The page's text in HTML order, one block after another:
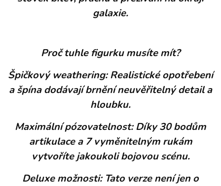
galaxie.
Proč tuhle figurku musíte mít?
Špičkový weathering: Realistické opotřebení
a špína dodávají brnění neuvěřitelný detail a
hloubku.
Maximální pózovatelnost: Díky 30 bodům
artikulace a 7 vyměnitelným rukám
vytvoříte jakoukoli bojovou scénu.
Deluxe možnosti: Tato verze není jen o